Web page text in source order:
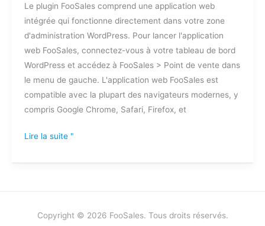
Le plugin FooSales comprend une application web
intégrée qui fonctionne directement dans votre zone
d'administration WordPress. Pour lancer l'application
web FooSales, connectez-vous à votre tableau de bord
WordPress et accédez à FooSales > Point de vente dans
le menu de gauche. L'application web FooSales est
compatible avec la plupart des navigateurs modernes, y
compris Google Chrome, Safari, Firefox, et
Lire la suite "
Copyright © 2026 FooSales. Tous droits réservés.